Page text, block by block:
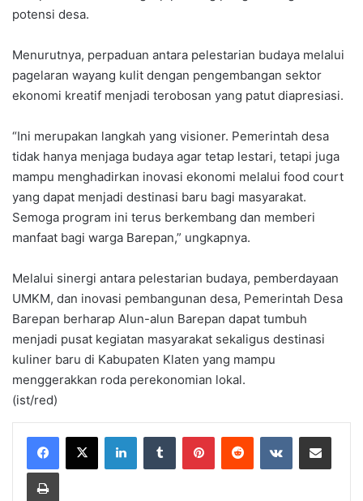
potensi desa.
Menurutnya, perpaduan antara pelestarian budaya melalui
pagelaran wayang kulit dengan pengembangan sektor
ekonomi kreatif menjadi terobosan yang patut diapresiasi.
“Ini merupakan langkah yang visioner. Pemerintah desa
tidak hanya menjaga budaya agar tetap lestari, tetapi juga
mampu menghadirkan inovasi ekonomi melalui food court
yang dapat menjadi destinasi baru bagi masyarakat.
Semoga program ini terus berkembang dan memberi
manfaat bagi warga Barepan,” ungkapnya.
Melalui sinergi antara pelestarian budaya, pemberdayaan
UMKM, dan inovasi pembangunan desa, Pemerintah Desa
Barepan berharap Alun-alun Barepan dapat tumbuh
menjadi pusat kegiatan masyarakat sekaligus destinasi
kuliner baru di Kabupaten Klaten yang mampu
menggerakkan roda perekonomian lokal.
(ist/red)